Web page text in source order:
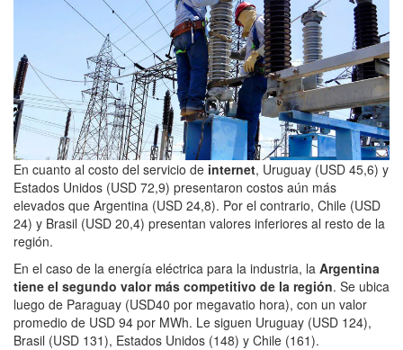
En cuanto al costo del servicio de internet, Uruguay (USD 45,6) y
Estados Unidos (USD 72,9) presentaron costos aún más
elevados que Argentina (USD 24,8). Por el contrario, Chile (USD
24) y Brasil (USD 20,4) presentan valores inferiores al resto de la
región.
En el caso de la energía eléctrica para la industria, la Argentina
tiene el segundo valor más competitivo de la región. Se ubica
luego de Paraguay (USD40 por megavatio hora), con un valor
promedio de USD 94 por MWh. Le siguen Uruguay (USD 124),
Brasil (USD 131), Estados Unidos (148) y Chile (161).